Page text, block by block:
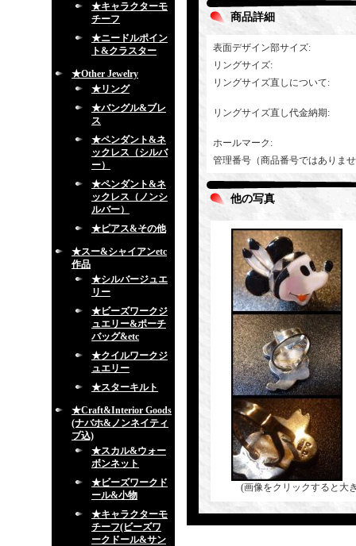
★キャラクターモ
チーフ
★ニードルポイン
ト&クラスター
★Other Jewelry
★リング
★バングル&ブレ
ス
★ペンダント&ネ
ックレス（シルバ
ー）
★ペンダント&ネ
ックレス（ノンシ
ルバー）
★ピアス&その他
★スー&シャイアンetc
作品
★シルバージュエ
リー
★ビーズワークジ
ュエリー&ポーチ
バッグ&etc
★クイルワークジ
ュエリー
★スターキルト
★Craft&Interior Goods
(ナバホ&ノンネイティ
ブ込)
★スカル&ウォー
ボンネット
★ビーズワークド
ール&小物
★キャラクターモ
チーフ(ビーズワ
ークドール&サン
商品詳細
表面デザイン部サイズ:
リングサイズ:
リングサイズ直しについて:
リングサイズ直し代金納期:
ホールマーク :
管理番号（商品番号ではありま
他の写真
(画像をクリックすると大